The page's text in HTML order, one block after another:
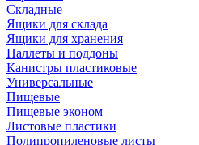
Складные
Ящики для склада
Ящики для хранения
Паллеты и поддоны
Канистры пластиковые
Универсальные
Пищевые
Пищевые эконом
Листовые пластики
Полипропиленовые листы